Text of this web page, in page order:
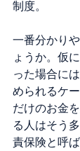
制度。
一番分かり
ょうか。仮
った場合に
められるケ
だけのお金
る人はそう
責保険と呼